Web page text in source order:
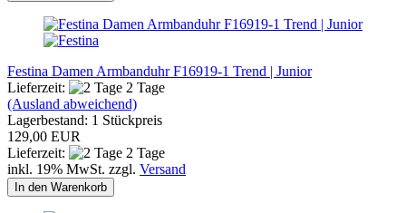
Festina Damen Armbanduhr F16919-1 Trend | Junior
Lieferzeit:
2 Tage
(Ausland abweichend)
Lagerbestand: 1 Stückpreis
129,00 EUR
Lieferzeit:
2 Tage
inkl. 19% MwSt. zzgl. Versand
In den Warenkorb